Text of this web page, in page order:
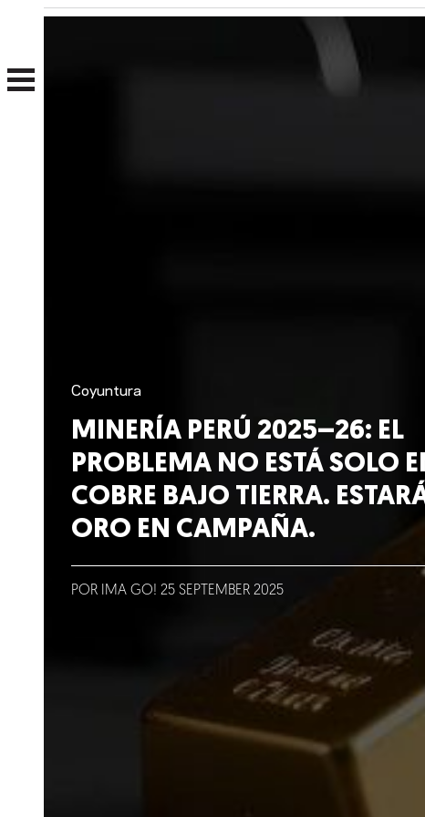
Lo que hacemos
Talento
Coyuntura
MINERÍA PERÚ 2025–26: EL
PROBLEMA NO ESTÁ SOLO
COBRE BAJO TIERRA.
ORO EN CAMPAÑA.
POR IMA GO! 25 SEPTEMBER 2025